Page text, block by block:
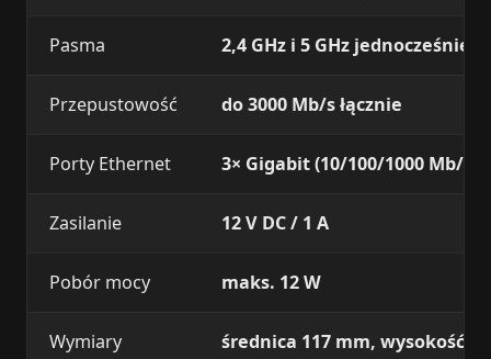
Pasma 2,4 GHz i 5 GHz jednocześnie
Przepustowość do 3000 Mb/s łącznie
Porty Ethernet 3× Gigabit (10/100/1000 Mb/s)
Zasilanie 12 V DC / 1 A
Pobór mocy maks. 12 W
Wymiary średnica 117 mm, wysokość